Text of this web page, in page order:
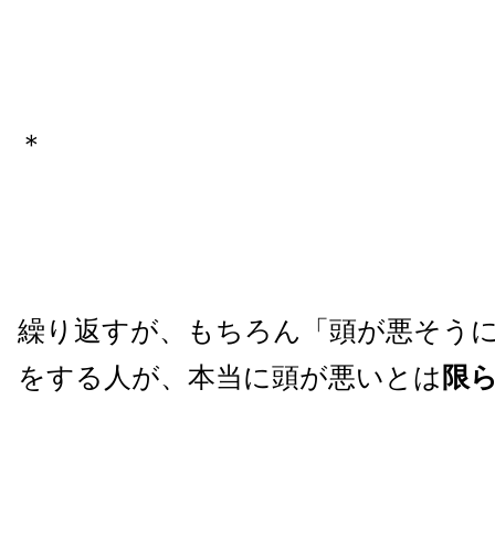
＊
繰り返すが、もちろん「頭が悪そう
をする人が、本当に頭が悪いとは 限